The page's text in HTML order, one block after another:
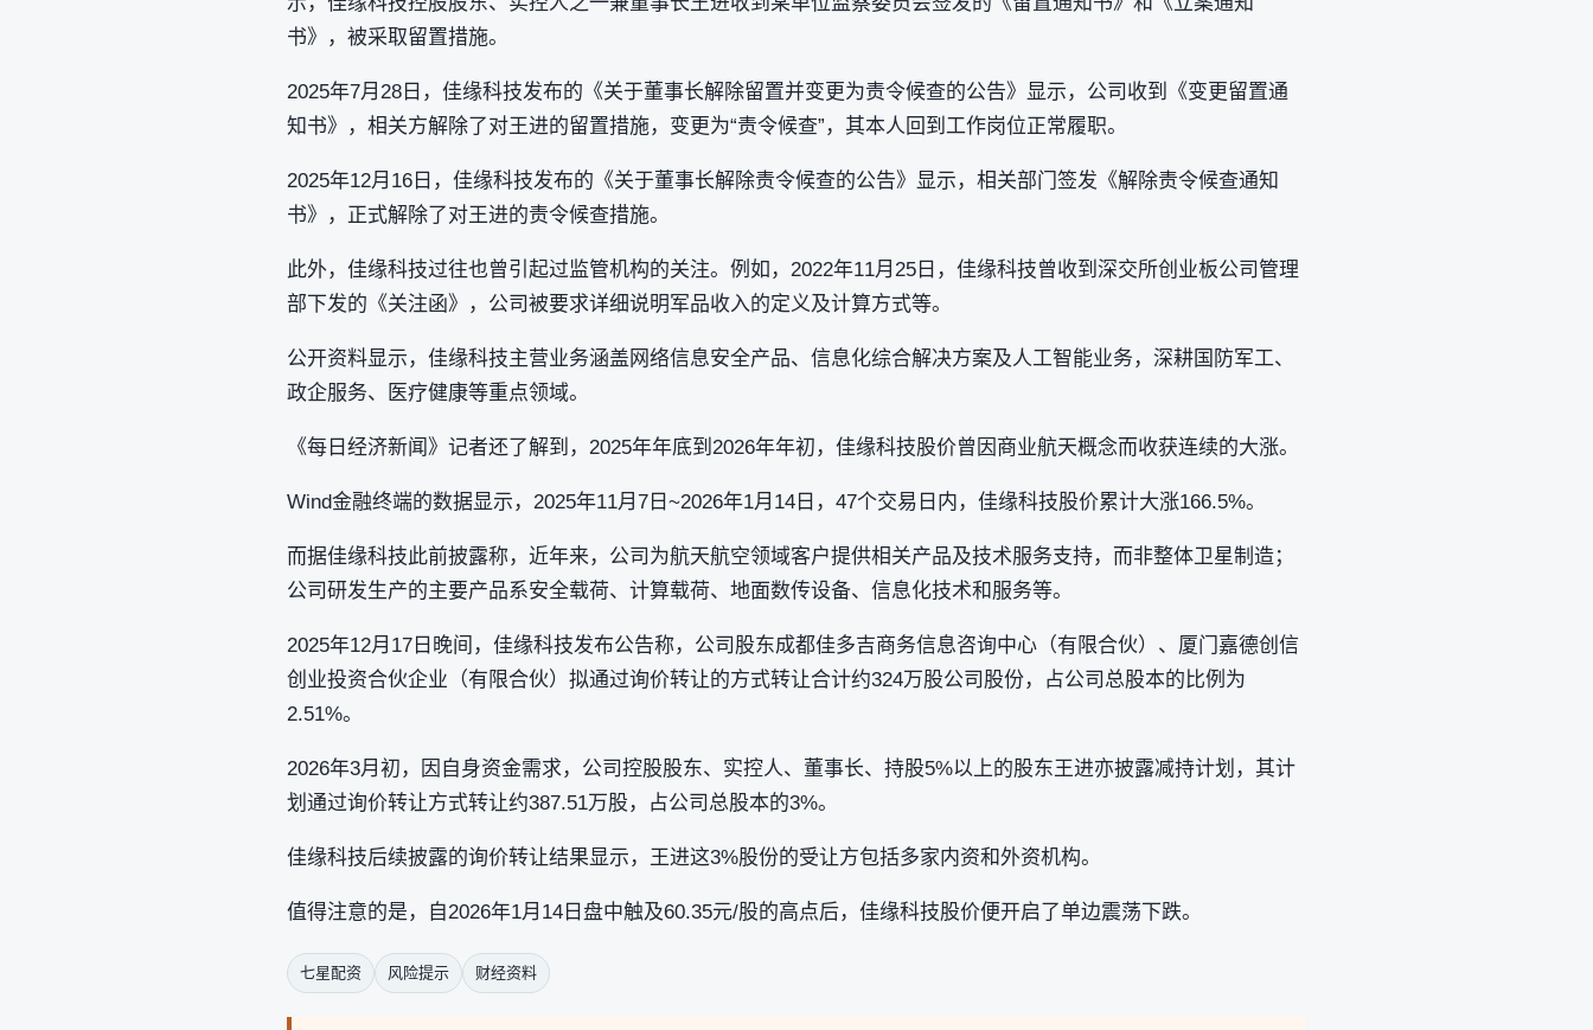
书》，被采取留置措施。
2025年7月28日，佳缘科技发布的《关于董事长解除留置并变更为责令候查的公告》显示，公司收到《变更留置通
知书》，相关方解除了对王进的留置措施，变更为“责令候查”，其本人回到工作岗位正常履职。
2025年12月16日，佳缘科技发布的《关于董事长解除责令候查的公告》显示，相关部门签发《解除责令候查通知
书》，正式解除了对王进的责令候查措施。
此外，佳缘科技过往也曾引起过监管机构的关注。例如，2022年11月25日，佳缘科技曾收到深交所创业板公司管理
部下发的《关注函》，公司被要求详细说明军品收入的定义及计算方式等。
公开资料显示，佳缘科技主营业务涵盖网络信息安全产品、信息化综合解决方案及人工智能业务，深耕国防军工、
政企服务、医疗健康等重点领域。
《每日经济新闻》记者还了解到，2025年年底到2026年年初，佳缘科技股价曾因商业航天概念而收获连续的大涨。
Wind金融终端的数据显示，2025年11月7日~2026年1月14日，47个交易日内，佳缘科技股价累计大涨166.5%。
而据佳缘科技此前披露称，近年来，公司为航天航空领域客户提供相关产品及技术服务支持，而非整体卫星制造；
公司研发生产的主要产品系安全载荷、计算载荷、地面数传设备、信息化技术和服务等。
2025年12月17日晚间，佳缘科技发布公告称，公司股东成都佳多吉商务信息咨询中心（有限合伙）、厦门嘉德创信
创业投资合伙企业（有限合伙）拟通过询价转让的方式转让合计约324万股公司股份，占公司总股本的比例为
2.51%。
2026年3月初，因自身资金需求，公司控股股东、实控人、董事长、持股5%以上的股东王进亦披露减持计划，其计
划通过询价转让方式转让约387.51万股，占公司总股本的3%。
佳缘科技后续披露的询价转让结果显示，王进这3%股份的受让方包括多家内资和外资机构。
值得注意的是，自2026年1月14日盘中触及60.35元/股的高点后，佳缘科技股价便开启了单边震荡下跌。
七星配资 风险提示 财经资料